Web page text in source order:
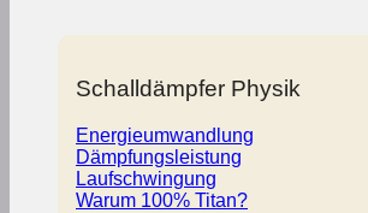
Schalldämpfer Physik
Energieumwandlung
Dämpfungsleistung
Laufschwingung
Warum 100% Titan?